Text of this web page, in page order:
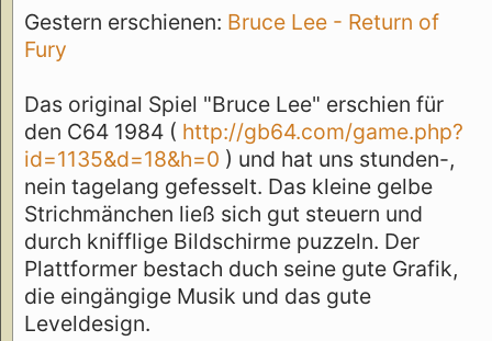
Gestern erschienen: Bruce Lee - Return of
Fury
Das original Spiel "Bruce Lee" erschien für
den C64 1984 ( http://gb64.com/game.php?
id=1135&d=18&h=0 ) und hat uns stunden-,
nein tagelang gefesselt. Das kleine gelbe
Strichmänchen ließ sich gut steuern und
durch knifflige Bildschirme puzzeln. Der
Plattformer bestach duch seine gute Grafik,
die eingängige Musik und das gute
Leveldesign.